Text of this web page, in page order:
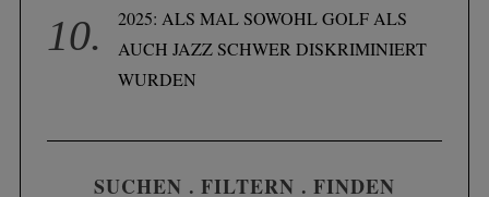
2025: ALS MAL SOWOHL GOLF ALS
AUCH JAZZ SCHWER DISKRIMINIERT
WURDEN
SUCHEN . FILTERN . FINDEN